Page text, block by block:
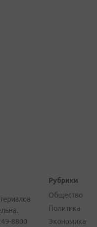
8800
Рубрики
Общество
Политика
Экономика